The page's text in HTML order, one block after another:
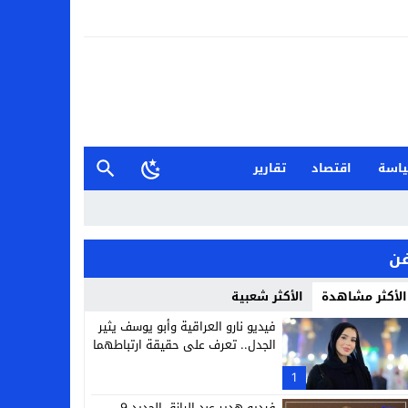
اقتصاد
تقارير
الأكثر مشاهدة الأكثر شعبية
1
فيديو نارو العراقية وأبو يوسف يثير
الجدل.. تعرف على حقيقة ارتباطهما